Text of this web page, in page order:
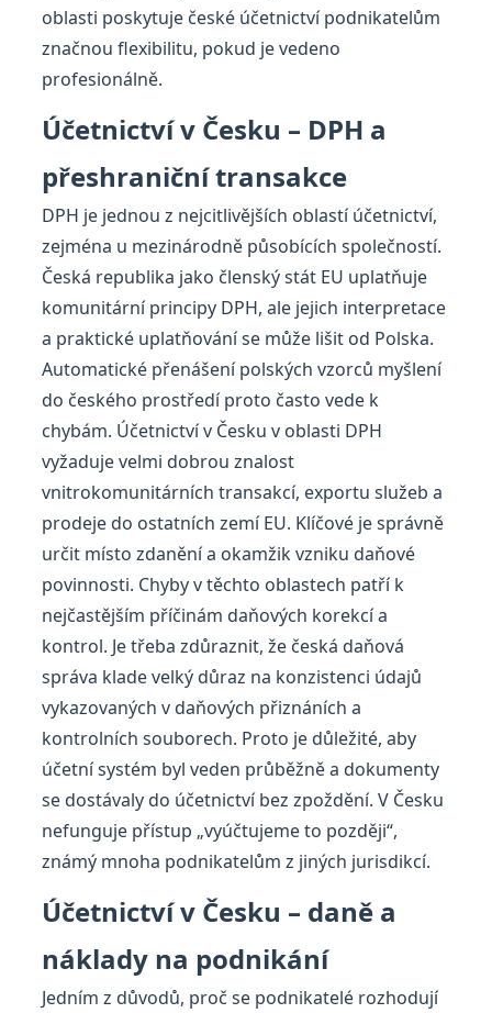
oblasti poskytuje české účetnictví podnikatelům
značnou flexibilitu, pokud je vedeno
profesionálně.
Účetnictví v Česku – DPH a
přeshraniční transakce
DPH je jednou z nejcitlivějších oblastí účetnictví,
zejména u mezinárodně působících společností.
Česká republika jako členský stát EU uplatňuje
komunitární principy DPH, ale jejich interpretace
a praktické uplatňování se může lišit od Polska.
Automatické přenášení polských vzorců myšlení
do českého prostředí proto často vede k
chybám. Účetnictví v Česku v oblasti DPH
vyžaduje velmi dobrou znalost
vnitrokomunitárních transakcí, exportu služeb a
prodeje do ostatních zemí EU. Klíčové je správně
určit místo zdanění a okamžik vzniku daňové
povinnosti. Chyby v těchto oblastech patří k
nejčastějším příčinám daňových korekcí a
kontrol. Je třeba zdůraznit, že česká daňová
správa klade velký důraz na konzistenci údajů
vykazovaných v daňových přiznáních a
kontrolních souborech. Proto je důležité, aby
účetní systém byl veden průběžně a dokumenty
se dostávaly do účetnictví bez zpoždění. V Česku
nefunguje přístup „vyúčtujeme to později“,
známý mnoha podnikatelům z jiných jurisdikcí.
Účetnictví v Česku – daně a
náklady na podnikání
Jedním z důvodů, proč se podnikatelé rozhodují